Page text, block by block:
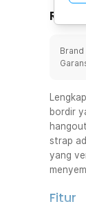
Brand
bordir
strap
yang
Fitur